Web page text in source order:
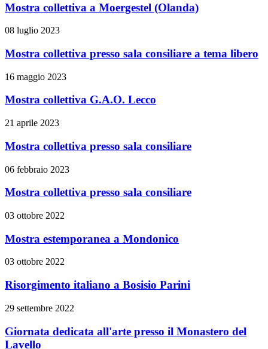
Mostra collettiva a Moergestel (Olanda)
08 luglio 2023
Mostra collettiva presso sala consiliare a tema libero
16 maggio 2023
Mostra collettiva G.A.O. Lecco
21 aprile 2023
Mostra collettiva presso sala consiliare
06 febbraio 2023
Mostra collettiva presso sala consiliare
03 ottobre 2022
Mostra estemporanea a Mondonico
03 ottobre 2022
Risorgimento italiano a Bosisio Parini
29 settembre 2022
Giornata dedicata all'arte presso il Monastero del
Lavello